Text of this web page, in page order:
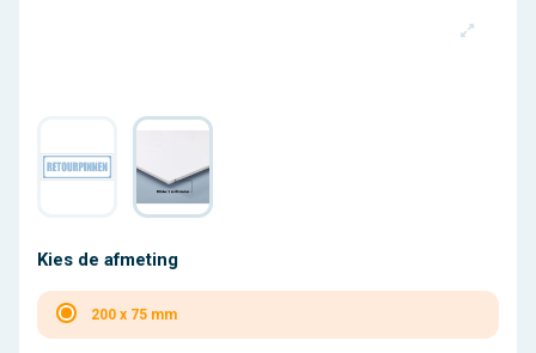
Kies de afmeting
200 x 75 mm